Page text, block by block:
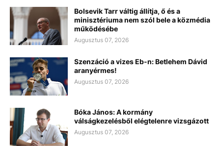
Bolsevik Tarr váltig állítja, ő és a
minisztériuma nem szól bele a közmédia
működésébe
Augusztus 07, 2026
Szenzáció a vizes Eb-n: Betlehem Dávid
aranyérmes!
Augusztus 07, 2026
Bóka János: A kormány
válságkezelésből elégtelenre vizsgázott
Augusztus 07, 2026